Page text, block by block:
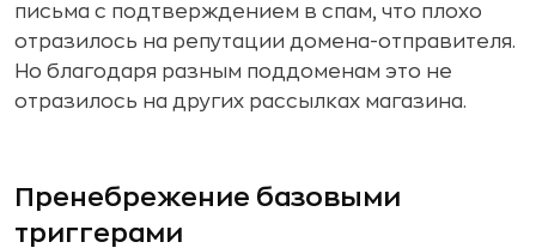
письма с подтверждением в спам, что плохо
отразилось на репутации домена-отправителя.
Но благодаря разным поддоменам это не
отразилось на других рассылках магазина.
Пренебрежение базовыми
триггерами